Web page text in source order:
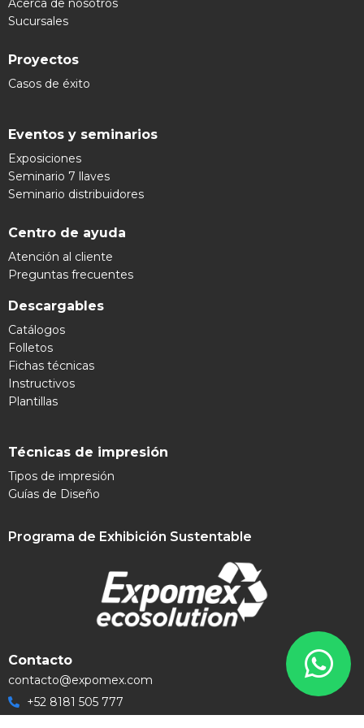
Acerca de nosotros
Sucursales
Proyectos
Casos de éxito
Eventos y seminarios
Exposiciones
Seminario 7 llaves
Seminario distribuidores
Centro de ayuda
Atención al cliente
Preguntas frecuentes
Descargables
Catálogos
Folletos
Fichas técnicas
Instructivos
Plantillas
Técnicas de impresión
Tipos de impresión
Guías de Diseño
Programa de Exhibición Sustentable
Contacto
contacto@expomex.com
+52 8181 505 777